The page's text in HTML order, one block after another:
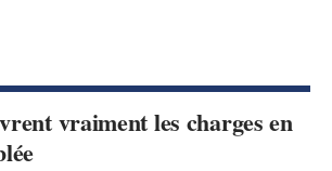
vraiment les charges en